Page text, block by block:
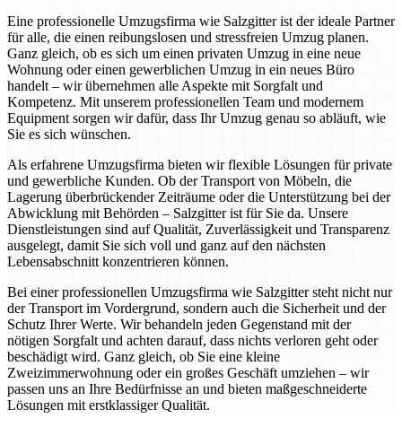
Eine professionelle Umzugsfirma wie Salzgitter ist der ideale Partner
für alle, die einen reibungslosen und stressfreien Umzug planen.
Ganz gleich, ob es sich um einen privaten Umzug in eine neue
Wohnung oder einen gewerblichen Umzug in ein neues Büro
handelt – wir übernehmen alle Aspekte mit Sorgfalt und
Kompetenz. Mit unserem professionellen Team und modernem
Equipment sorgen wir dafür, dass Ihr Umzug genau so abläuft, wie
Sie es sich wünschen.
Als erfahrene Umzugsfirma bieten wir flexible Lösungen für private
und gewerbliche Kunden. Ob der Transport von Möbeln, die
Lagerung überbrückender Zeiträume oder die Unterstützung bei der
Abwicklung mit Behörden – Salzgitter ist für Sie da. Unsere
Dienstleistungen sind auf Qualität, Zuverlässigkeit und Transparenz
ausgelegt, damit Sie sich voll und ganz auf den nächsten
Lebensabschnitt konzentrieren können.
Bei einer professionellen Umzugsfirma wie Salzgitter steht nicht nur
der Transport im Vordergrund, sondern auch die Sicherheit und der
Schutz Ihrer Werte. Wir behandeln jeden Gegenstand mit der
nötigen Sorgfalt und achten darauf, dass nichts verloren geht oder
beschädigt wird. Ganz gleich, ob Sie eine kleine
Zweizimmerwohnung oder ein großes Geschäft umziehen – wir
passen uns an Ihre Bedürfnisse an und bieten maßgeschneiderte
Lösungen mit erstklassiger Qualität.